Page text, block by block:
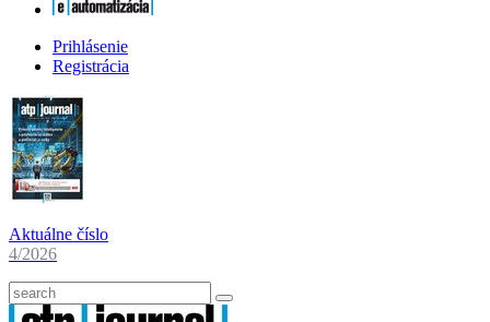
Prihlásenie
Registrácia
Aktuálne číslo
4/2026